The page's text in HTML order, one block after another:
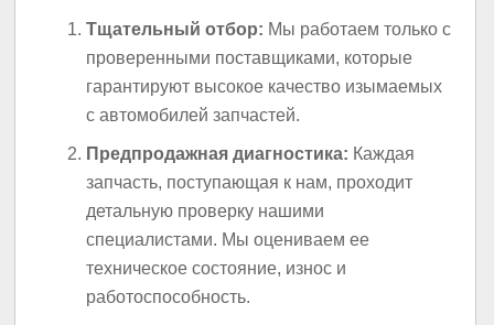
Тщательный отбор: Мы работаем только с
проверенными поставщиками, которые
гарантируют высокое качество изымаемых
с автомобилей запчастей.
Предпродажная диагностика: Каждая
запчасть, поступающая к нам, проходит
детальную проверку нашими
специалистами. Мы оцениваем ее
техническое состояние, износ и
работоспособность.